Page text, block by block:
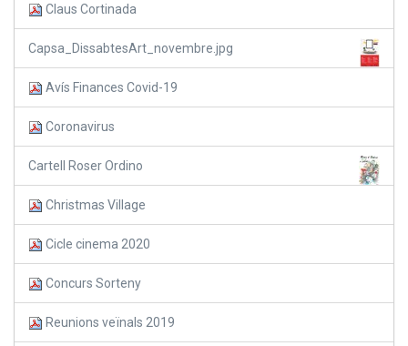
Claus Cortinada
Capsa_DissabtesArt_novembre.jpg
Avís Finances Covid-19
Coronavirus
Cartell Roser Ordino
Christmas Village
Cicle cinema 2020
Concurs Sorteny
Reunions veïnals 2019